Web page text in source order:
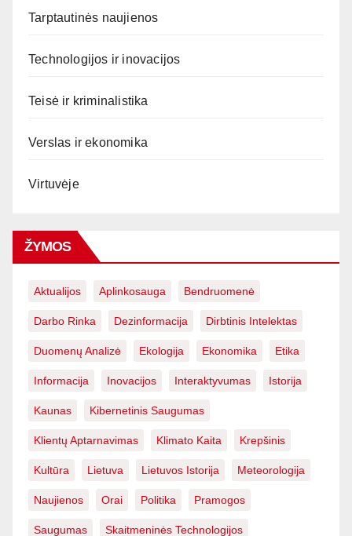
Tarptautinės naujienos
Technologijos ir inovacijos
Teisė ir kriminalistika
Verslas ir ekonomika
Virtuvėje
ŽYMOS
Aktualijos Aplinkosauga Bendruomenė
Darbo Rinka Dezinformacija Dirbtinis Intelektas
Duomenų Analizė Ekologija Ekonomika Etika
Informacija Inovacijos Interaktyvumas Istorija
Kaunas Kibernetinis Saugumas
Klientų Aptarnavimas Klimato Kaita Krepšinis
Kultūra Lietuva Lietuvos Istorija Meteorologija
Naujienos Orai Politika Pramogos
Saugumas Skaitmeninės Technologijos